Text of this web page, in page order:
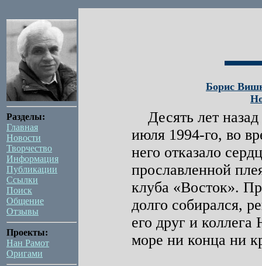
Разделы:
Главная
Новости
Творчество
Информация
Публикации
Ссылки
Поиск
Общение
Отзывы
Проекты:
Нан Рамот
Оригами
Борис
Десять лет
июля 1994-го, во
него отказало
прославленной
клуба «Восток».
долго собирался,
его друг и
море ни конца ни